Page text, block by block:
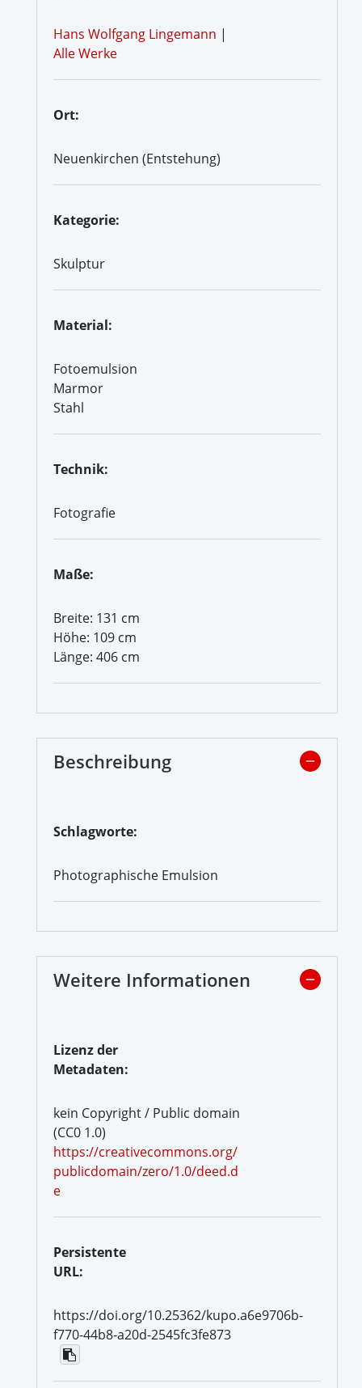
Hans Wolfgang Lingemann |
Alle Werke
Ort:
Neuenkirchen (Entstehung)
Kategorie:
Skulptur
Material:
Fotoemulsion
Marmor
Stahl
Technik:
Fotografie
Maße:
Breite: 131 cm
Höhe: 109 cm
Länge: 406 cm
Beschreibung
Schlagworte:
Photographische Emulsion
Weitere Informationen
Lizenz der
Metadaten:
kein Copyright / Public domain
(CC0 1.0)
https://creativecommons.org/
publicdomain/zero/1.0/deed.d
e
Persistente
URL:
https://doi.org/10.25362/kupo.a6e9706b-
f770-44b8-a20d-2545fc3fe873